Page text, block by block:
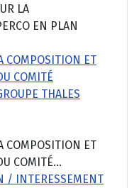
LA
EN PLAN
COMPOSITION ET
COMITÉ
THALES
COMPOSITION ET
COMITÉ...
/ INTERESSEMENT